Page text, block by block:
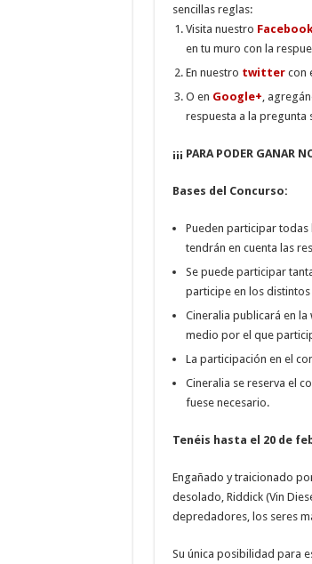
sencillas reglas:
Visita nuestro
en tu muro con la
En nuestro twitter con
O en Google+,
respuesta a la pregunta
¡¡¡ PARA PODER GANAR
Bases del Concurso:
Pueden participar todas
tendrán en cuenta las
Se puede participar
participe en los
Cineralia publicará en la
medio por el que
La participación en el
Cineralia se reserva el
fuese necesario.
Tenéis hasta el 20 de
Engañado y traicionado
desolado, Riddick (Vin
depredadores, los seres
Su única posibilidad para